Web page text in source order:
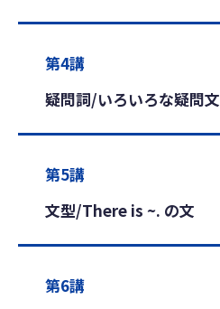
第4講
疑問詞/いろいろな疑問文
第5講
文型/There is ~. の文
第6講